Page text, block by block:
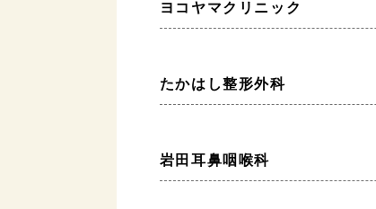
ヨコヤマクリニック
たかはし整形外科
岩田耳鼻咽喉科